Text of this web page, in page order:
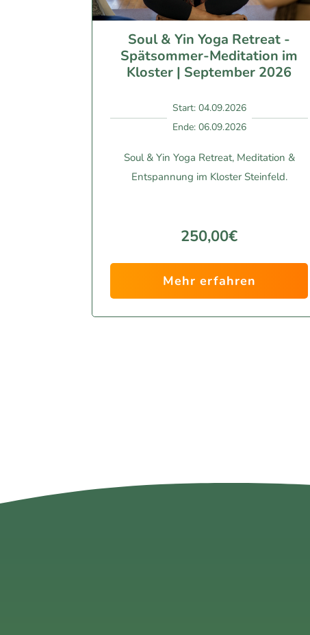
Soul & Yin Yoga Retreat -
Spätsommer-Meditation im
Kloster | September 2026
Start: 04.09.2026
Ende: 06.09.2026
Soul & Yin Yoga Retreat, Meditation &
Entspannung im Kloster Steinfeld.
250,00€
Mehr erfahren